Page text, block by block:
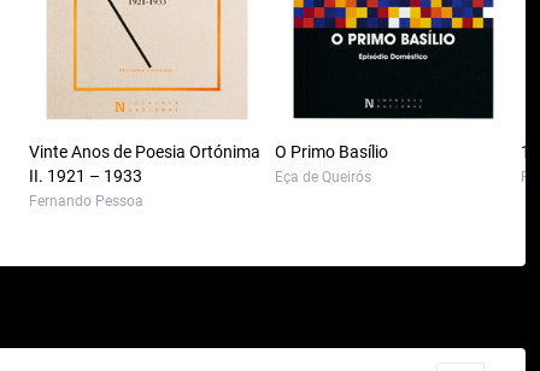
Vinte Anos de Poesia Ortónima
II. 1921 – 1933
Fernando Pessoa
O Primo Basílio
Eça de Queirós